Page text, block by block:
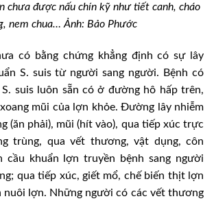
chưa được nấu chín kỹ như tiết canh, cháo
nem chua… Ảnh: Bảo Phước
có bằng chứng khẳng định có sự lây
S. suis từ người sang người. Bệnh có
suis luôn sẵn có ở đường hô hấp trên,
mũi của lợn khỏe. Đường lây nhiễm
(ăn phải), mũi (hít vào), qua tiếp xúc trực
trùng, qua vết thương, vật dụng, côn
cầu khuẩn lợn truyền bệnh sang người
qua tiếp xúc, giết mổ, chế biến thịt lợn
nuôi lợn. Những người có các vết thương